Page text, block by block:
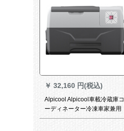
￥ 32,160 円(税込)
Alpicool Alpicool車載冷蔵庫コ
ーディネーター冷凍車家兼用
冷凍ミニ冷蔵庫30 L便利レバ